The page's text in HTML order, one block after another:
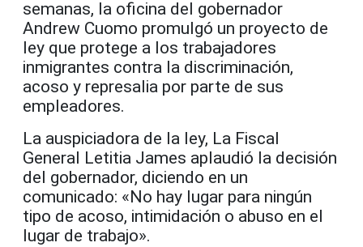
semanas, la oficina del gobernador
Andrew Cuomo promulgó un proyecto de
ley que protege a los trabajadores
inmigrantes contra la discriminación,
acoso y represalia por parte de sus
empleadores.
La auspiciadora de la ley, La Fiscal
General Letitia James aplaudió la decisión
del gobernador, diciendo en un
comunicado: «No hay lugar para ningún
tipo de acoso, intimidación o abuso en el
lugar de trabajo».